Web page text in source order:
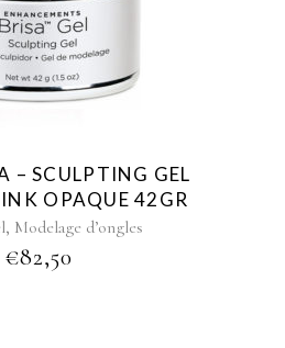
– SCULPTING GEL
OPAQUE 42GR
, Modelage d’ongles
€82,50